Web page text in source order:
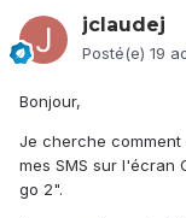
jclaudej
Posté(e) 19
Bonjour,
Je cherche
mes SMS sur l'écran
go 2".